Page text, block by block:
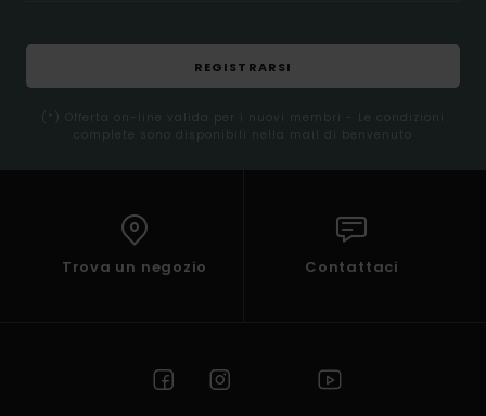
REGISTRARSI
(*) Offerta on-line valida per i nuovi membri - Le condizioni
complete sono disponibili nella mail di benvenuto
Trova un negozio Contattaci